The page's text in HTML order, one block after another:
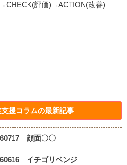
評価)→ACTION(改善)
援コラムの最新記事
顔面〇〇
イチゴリベンジ